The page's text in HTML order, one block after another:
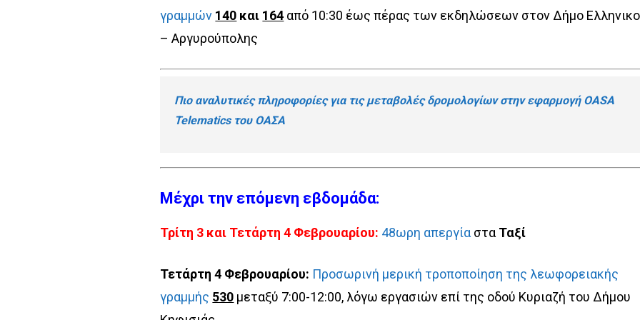
γραμμών 140 και 164 από 10:30 έως πέρας των εκδηλώσεων στον Δήμο
– Αργυρούπολης
Πιο αναλυτικές πληροφορίες για τις μεταβολές δρομολογίων στην εφαρμογή OASA
Telematics του ΟΑΣΑ
Μέχρι την επόμενη εβδομάδα:
Τρίτη 3 και Τετάρτη 4 Φεβρουαρίου: 48ωρη απεργία στα Ταξί
Τετάρτη 4 Φεβρουαρίου: Προσωρινή μερική τροποποίηση της λεωφορειακής
γραμμής 530 μεταξύ 7:00-12:00, λόγω εργασιών επί της οδού Κυριαζή του Δήμου